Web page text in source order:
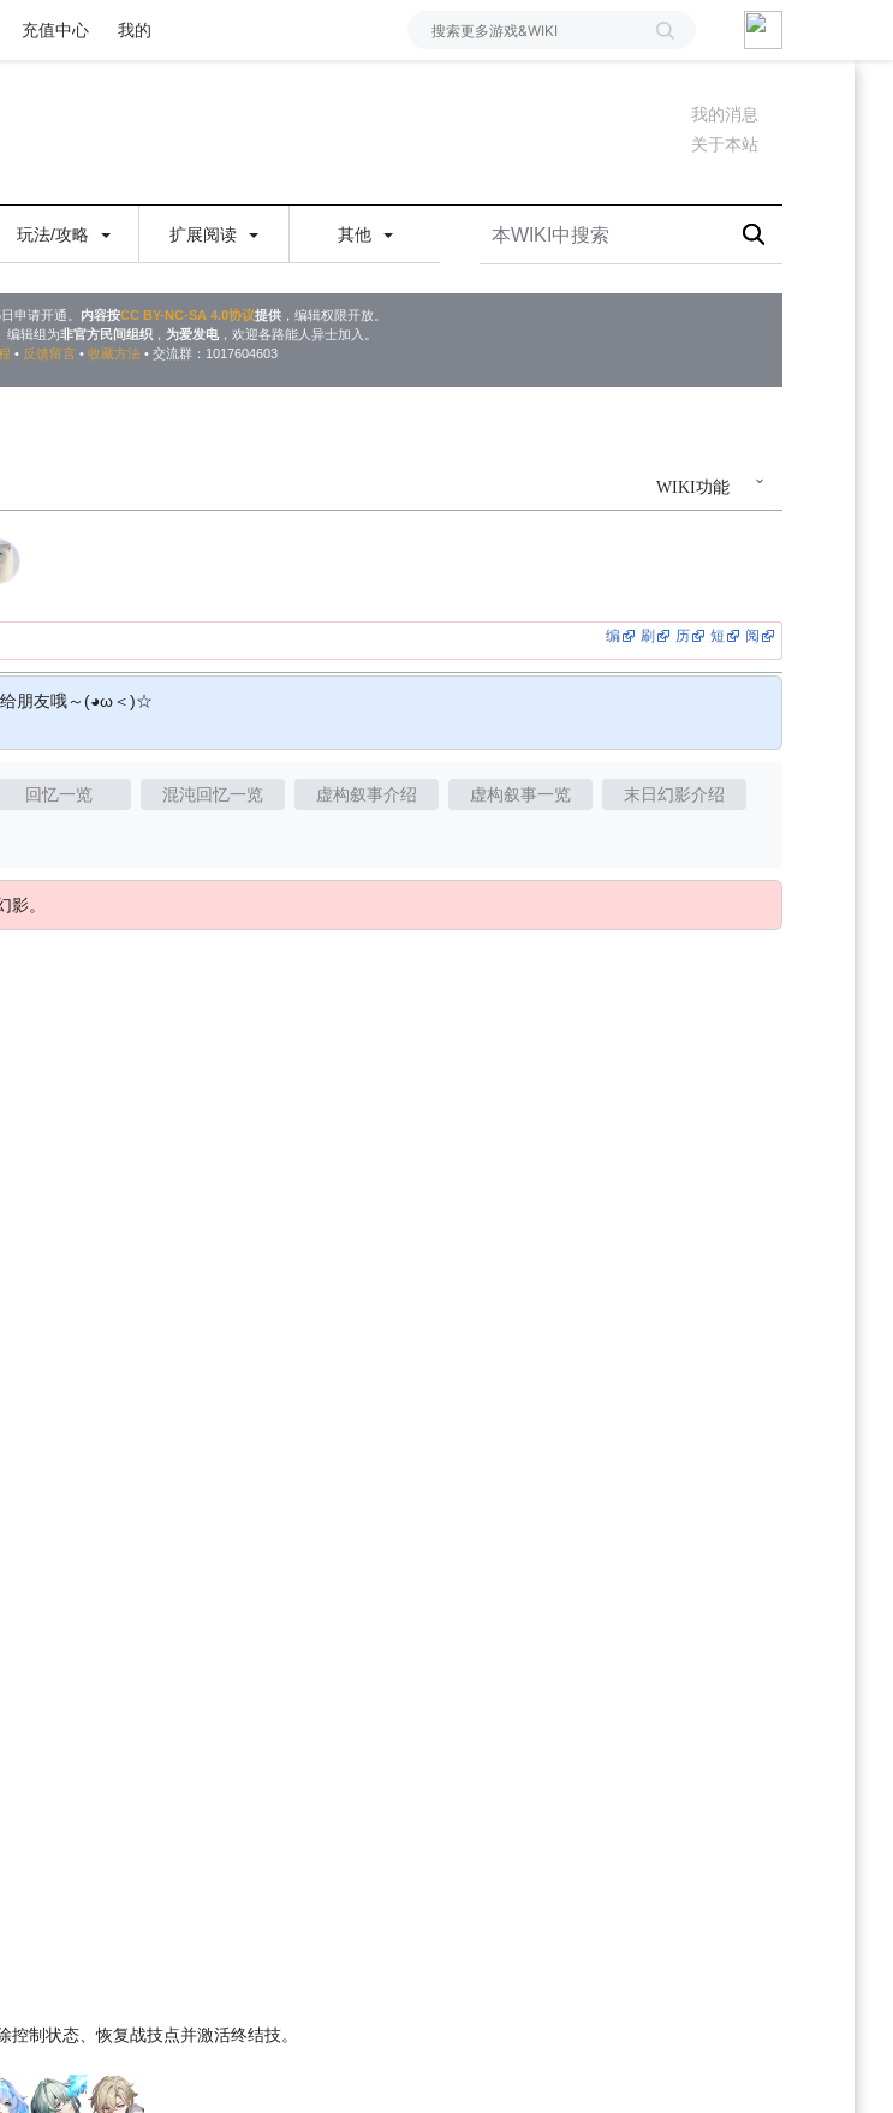
充值中心 我的
我的消息
关于本站
玩法/攻略 扩展阅读 其他
申请开通。 内容按CC BY-NC-SA 4.0协议提供 ，编辑权限开放。
编辑组为非官方民间组织， 为爱发电，欢迎各路能人异士加入。
• 反馈留言 • 收藏方法 • 交流群：1017604603
WIKI功能
编 刷 历 短 阅
给朋友哦～(◕ω＜)☆
回忆一览 混沌回忆一览 虚构叙事介绍 虚构叙事一览 末日幻影介绍
。
控制状态、恢复战技点并激活终结技。